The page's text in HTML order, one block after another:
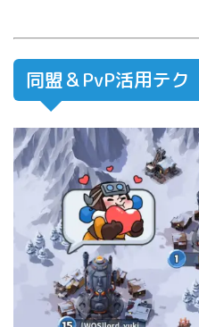
同盟＆PvP活用テク